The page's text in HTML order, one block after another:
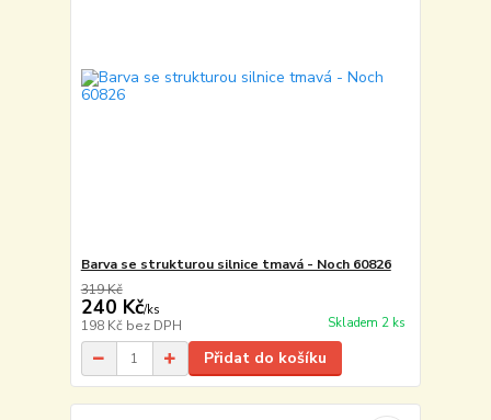
Barva se strukturou silnice tmavá - Noch 60826
319 Kč
240 Kč/ks
198 Kč bez DPH Skladem 2 ks
Přidat do košíku